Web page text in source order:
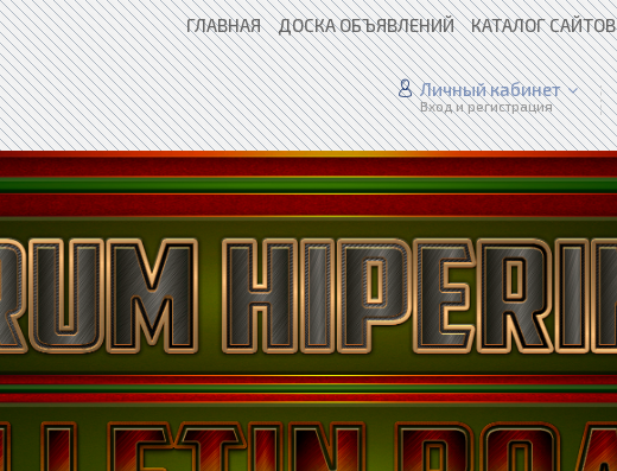
ГЛАВНАЯ ДОСКА ОБЪЯВЛЕНИЙ КАТАЛОГ САЙТОВ
Личный кабинет
Вход и регистрация